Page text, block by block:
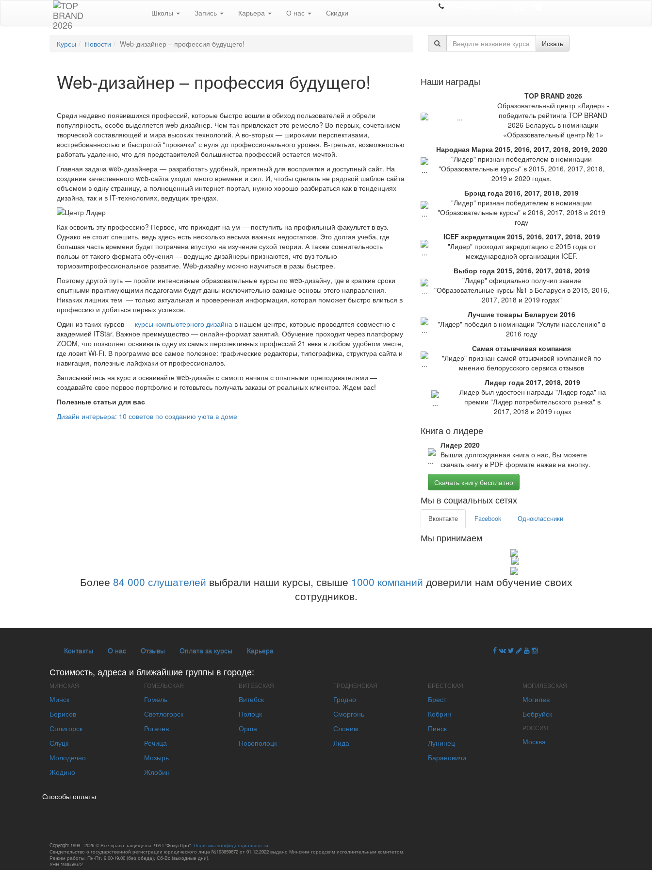
Школы Запись Карьера О нас Скидки
Курсы Новости Web-дизайнер – профессия будущего! Искать
Web-дизайнер – профессия будущего!
Среди недавно появившихся профессий, которые быстро вошли в обиход пользователей и обрели
популярность, особо выделяется web-дизайнер. Чем так привлекает это ремесло? Во-первых, сочетанием
творческой составляющей и мира высоких технологий. А во-вторых — широкими перспективами,
востребованностью и быстротой “прокачки” с нуля до профессионального уровня. В-третьих, возможностью
работать удаленно, что для представителей большинства профессий остается мечтой.
Главная задача web-дизайнера — разработать удобный, приятный для восприятия и доступный сайт. На
создание качественного web-сайта уходит много времени и сил. И, чтобы сделать не рядовой шаблон сайта
объемом в одну страницу, а полноценный интернет-портал, нужно хорошо разбираться как в тенденциях
дизайна, так и в IT-технологиях, ведущих трендах.
Как освоить эту профессию? Первое, что приходит на ум — поступить на профильный факультет в вуз.
Однако не стоит спешить, ведь здесь есть несколько весьма важных недостатков. Это долгая учеба, где
большая часть времени будет потрачена впустую на изучение сухой теории. А также сомнительность
пользы от такого формата обучения — ведущие дизайнеры признаются, что вуз только
тормозитпрофессиональное развитие. Web-дизайну можно научиться в разы быстрее.
Поэтому другой путь — пройти интенсивные образовательные курсы по web-дизайну, где в краткие сроки
опытными практикующими педагогами будут даны исключительно важные основы этого направления.
Никаких лишних тем — только актуальная и проверенная информация, которая поможет быстро влиться в
профессию и добиться первых успехов.
Один из таких курсов — курсы компьютерного дизайна в нашем центре, которые проводятся совместно с
академией ITStar. Важное преимущество — онлайн-формат занятий. Обучение проходит через платформу
ZOOM, что позволяет осваивать одну из самых перспективных профессий 21 века в любом удобном месте,
где ловит Wi-Fi. В программе все самое полезное: графические редакторы, типографика, структура сайта и
навигация, полезные лайфхаки от профессионалов.
Записывайтесь на курс и осваивайте web-дизайн с самого начала с опытными преподавателями —
создавайте свое первое портфолио и готовьтесь получать заказы от реальных клиентов. Ждем вас!
Полезные статьи для вас
Дизайн интерьера: 10 советов по созданию уюта в доме
Наши награды
TOP BRAND 2026
Образовательный центр «Лидер» -
победитель рейтинга TOP BRAND
2026 Беларусь в номинации
«Образовательный центр № 1»
Народная Марка 2015, 2016, 2017, 2018, 2019, 2020
"Лидер" признан победителем в номинации
"Образовательные курсы" в 2015, 2016, 2017, 2018,
2019 и 2020 годах.
Брэнд года 2016, 2017, 2018, 2019
"Лидер" признан победителем в номинации
"Образовательные курсы" в 2016, 2017, 2018 и 2019
году
ICEF акредитация 2015, 2016, 2017, 2018, 2019
"Лидер" проходит акредитацию с 2015 года от
международной организации ICEF.
Выбор года 2015, 2016, 2017, 2018, 2019
"Лидер" официально получил звание
"Образовательные курсы №1 в Беларуси в 2015, 2016,
2017, 2018 и 2019 годах"
Лучшие товары Беларуси 2016
"Лидер" победил в номинации "Услуги населению" в
2016 году
Самая отзывчивая компания
"Лидер" признан самой отзывчивой компанией по
мнению белорусского сервиса отзывов
Лидер года 2017, 2018, 2019
Лидер был удостоен награды "Лидер года" на
премии "Лидер потребительского рынка" в
2017, 2018 и 2019 годах
Книга о лидере
Лидер 2020
Вышла долгожданная книга о нас, Вы можете
скачать книгу в PDF формате нажав на кнопку.
Скачать книгу бесплатно
Мы в социальных сетях
Вконтакте Facebook Одноклассники
Мы принимаем
Более 84 000 слушателей выбрали наши курсы, свыше 1000 компаний доверили нам обучение своих
сотрудников.
Контакты О нас Отзывы Оплата за курсы Карьера
Стоимость, адреса и ближайшие группы в городе:
МИНСКАЯ
Минск
Борисов
Солигорск
Слуцк
Молодечно
Жодино
ГОМЕЛЬСКАЯ
Гомель
Светлогорск
Рогачев
Речица
Мозырь
Жлобин
ВИТЕБСКАЯ
Витебск
Полоцк
Орша
Новополоцк
ГРОДНЕНСКАЯ
Гродно
Сморгонь
Слоним
Лида
БРЕСТСКАЯ
Брест
Кобрин
Пинск
Лунинец
Барановичи
МОГИЛЕВСКАЯ
Могилев
Бобруйск
РОССИЯ
Москва
Способы оплаты
Copyright 1999 - 2026 © Все права защищены. ЧУП "ФокусПро". Политика конфиденциальности
Свидетельство о государственной регистрации юридического лица №193659672 от 01.12.2022 выдано Минским городским исполнительным комитетом.
Режим работы: Пн-Пт: 9.00-19.00 (без обеда); Сб-Вс (выходные дни).
УНН 193659672